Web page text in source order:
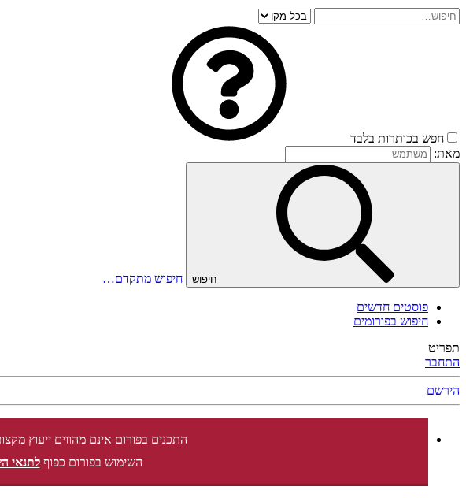
חפש בכותרות בלבד
מאת:
חיפוש חיפוש מתקדם…
פוסטים חדשים
חיפוש בפורומים
תפריט
התחבר
הירשם
התכנים בפורום אינם מהווים ייעוץ
השימוש בפורום כפוףלתנאי